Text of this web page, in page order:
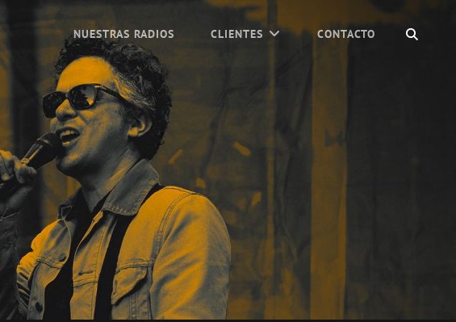
NUESTRAS RADIOS CLIENTES CONTACTO